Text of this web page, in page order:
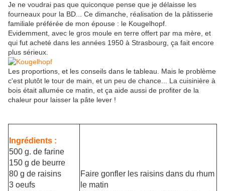
Je ne voudrai pas que quiconque pense que je délaisse les
fourneaux pour la BD... Ce dimanche, réalisation de la pâtisserie
familiale préférée de mon épouse : le Kougelhopf.
Evidemment, avec le gros moule en terre offert par ma mère, et
qui fut acheté dans les années 1950 à Strasbourg, ça fait encore
plus sérieux.
Les proportions, et les conseils dans le tableau. Mais le problème
c'est plutôt le tour de main, et un peu de chance... La cuisinière à
bois était allumée ce matin, et ça aide aussi de profiter de la
chaleur pour laisser la pâte lever !
Ingrédients :
500 g. de farine
150 g de beurre
80 g de raisins
3 oeufs
Faire gonfler les raisins dans du rhum
le matin